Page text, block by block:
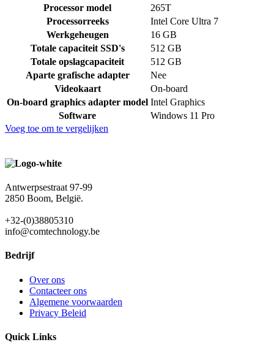
Processor model
265T
Processorreeks
Intel Core Ultra 7
Werkgeheugen
16 GB
Totale capaciteit SSD's
512 GB
Totale opslagcapaciteit
512 GB
Aparte grafische adapter
Nee
Videokaart
On-board
On-board graphics adapter model Intel Graphics
Software
Windows 11 Pro
Voeg toe om te vergelijken
Antwerpsestraat 97-99
2850 Boom, België.
+32-(0)38805310
info@comtechnology.be
Bedrijf
Over ons
Contacteer ons
Algemene voorwaarden
Privacy Beleid
Quick Links